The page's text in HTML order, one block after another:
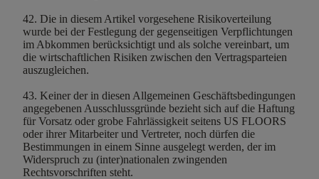
42. Die in diesem Artikel vorgesehene Risikoverteilung
wurde bei der Festlegung der gegenseitigen Verpflichtungen
im Abkommen berücksichtigt und als solche vereinbart, um
die wirtschaftlichen Risiken zwischen den Vertragsparteien
auszugleichen.
43. Keiner der in diesen Allgemeinen Geschäftsbedingungen
angegebenen Ausschlussgründe bezieht sich auf die Haftung
für Vorsatz oder grobe Fahrlässigkeit seitens US FLOORS
oder ihrer Mitarbeiter und Vertreter, noch dürfen die
Bestimmungen in einem Sinne ausgelegt werden, der im
Widerspruch zu (inter)nationalen zwingenden
Rechtsvorschriften steht.